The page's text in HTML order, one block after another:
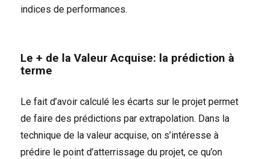
indices de performances.
Le + de la Valeur Acquise: la prédiction à
terme
Le fait d’avoir calculé les écarts sur le projet permet
de faire des prédictions par extrapolation. Dans la
technique de la valeur acquise, on s’intéresse à
prédire le point d’atterrissage du projet, ce qu’on